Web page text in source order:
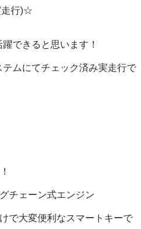
走行)☆
できると思います！
ムにてチェック済み実走行で
チェーン式エンジン
で大変便利なスマートキーで